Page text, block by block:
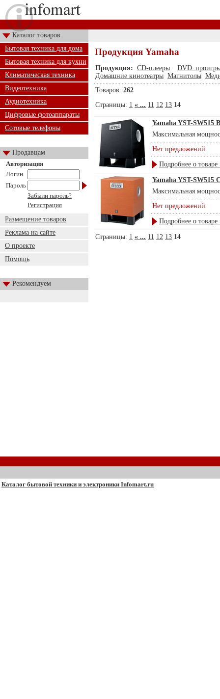
Каталог товаров
Бытовая техника для дома
Бытовая техника для кухни
Климатическая техника
Видеотехника
Аудиотехника
Цифровые фотоаппараты
Сотовые телефоны
Продавцам
Авторизация
Логин
Пароль
Забыли пароль?
Регистрация
Размещение товаров
Реклама на сайте
О проекте
Помощь
Рекомендуем
Продукция Yamaha
Продукция: CD-плееры
DVD
Домашние кинотеатры Магнитолы
Товаров: 262
Страницы: 1 « ... 11 12 13 14
Yamaha YST-SW515
Максимальная
Нет предложений
Подробнее о товаре
Yamaha YST-SW515
Максимальная
Нет предложений
Подробнее о товаре
Страницы: 1 « ... 11 12 13 14
Каталог бытовой техники и электроники Infomart.ru